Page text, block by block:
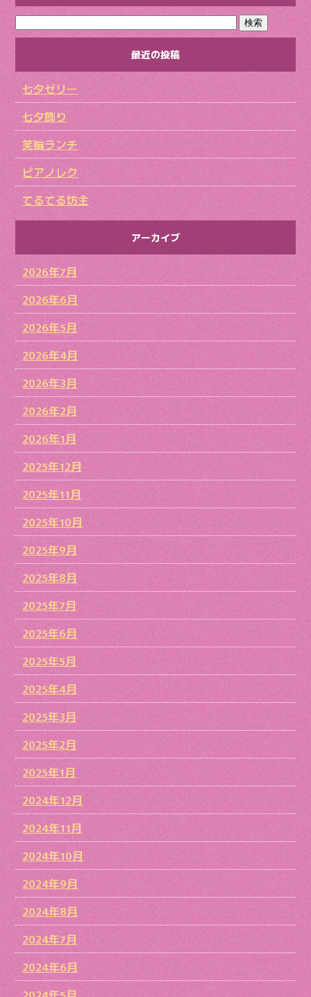
最近の投稿
七夕ゼリー
七夕飾り
笑輪ランチ
ピアノレク
てるてる坊主
アーカイブ
2026年7月
2026年6月
2026年5月
2026年4月
2026年3月
2026年2月
2026年1月
2025年12月
2025年11月
2025年10月
2025年9月
2025年8月
2025年7月
2025年6月
2025年5月
2025年4月
2025年3月
2025年2月
2025年1月
2024年12月
2024年11月
2024年10月
2024年9月
2024年8月
2024年7月
2024年6月